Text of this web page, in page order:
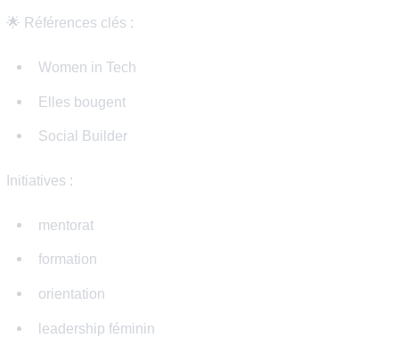
🌍 5. Élargissement des viviers
Bootcamps, associations, écoles alternatives.
👉 Les meilleures stratégies combinent recrutement +
Objectifs 2030 des grandes
entreprises tech françaises
engagements autour de :